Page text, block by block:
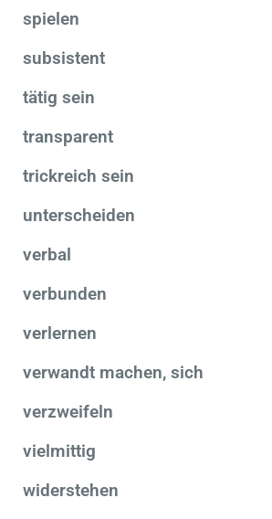
spielen
subsistent
tätig sein
transparent
trickreich sein
unterscheiden
verbal
verbunden
verlernen
verwandt machen, sich
verzweifeln
vielmittig
widerstehen